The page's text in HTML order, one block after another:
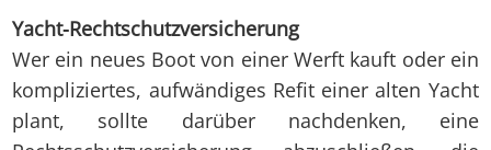
Yacht-Rechtschutzversicherung
Wer ein neues Boot von einer Werft kauft oder ein
kompliziertes, aufwändiges Refit einer alten Yacht
plant, sollte darüber nachdenken, eine